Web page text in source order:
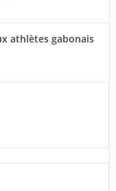
athlètes gabonais